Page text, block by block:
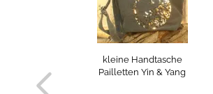
kleine Handtasche
Pailletten Yin & Yang